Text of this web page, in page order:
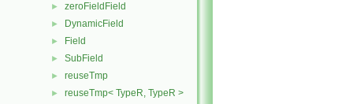
► zeroFieldField
► DynamicField
► Field
► SubField
► reuseTmp
► reuseTmp< TypeR, TypeR >